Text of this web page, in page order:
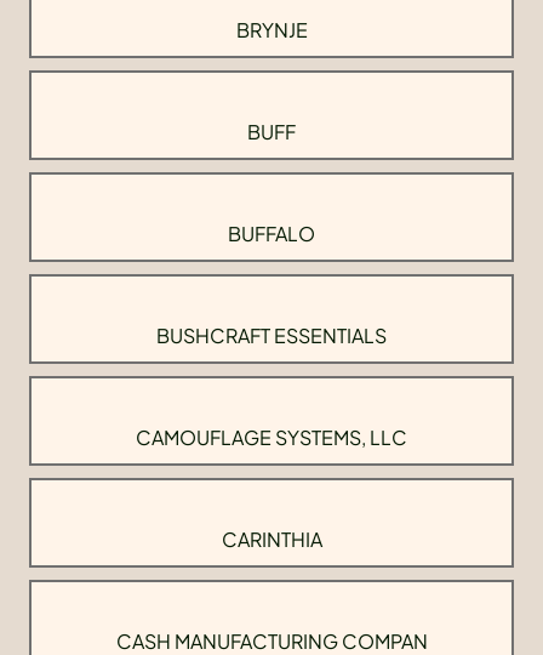
BRYNJE
BUFF
BUFFALO
BUSHCRAFT ESSENTIALS
CAMOUFLAGE SYSTEMS, LLC
CARINTHIA
CASH MANUFACTURING COMPAN